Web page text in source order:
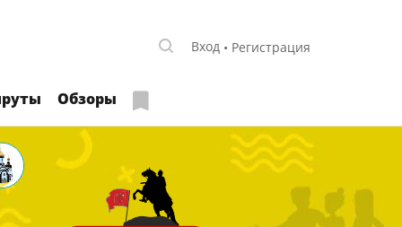
Вход Регистрация
Обзоры